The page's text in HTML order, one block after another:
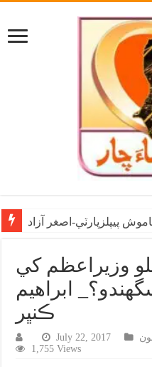
پيپلزپارٽي-اصغر آزاد
اڳواڻ راشد شاهه راشدي
وزيراعظم کي
ابراهيم
ڪنڀر
July 22, 2017
1,755 Views